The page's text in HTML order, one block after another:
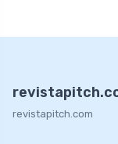
revistapitch.com